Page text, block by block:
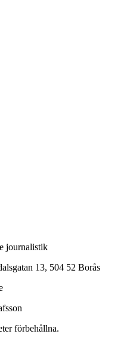
journalistik
13, 504 52 Borås
förbehållna.